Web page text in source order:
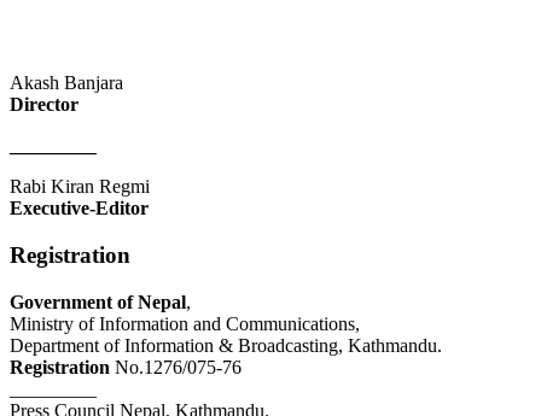
Akash Banjara
Director
Rabi Kiran Regmi
Executive-Editor
Registration
Government of Nepal,
Ministry of Information and Communications,
Department of Information & Broadcasting, Kathmandu.
Registration No.1276/075-76
Press Council Nepal, Kathmandu.